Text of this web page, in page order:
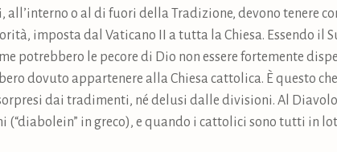
o al di fuori della Tradizione, devono tenere
imposta dal Vaticano II a tutta la Chiesa. Essendo il
potrebbero le pecore di Dio non essere fortemente
dovuto appartenere alla Chiesa cattolica. È questo
dai tradimenti, né delusi dalle divisioni. Al
(“diabolein” in greco), e quando i cattolici sono tutti in